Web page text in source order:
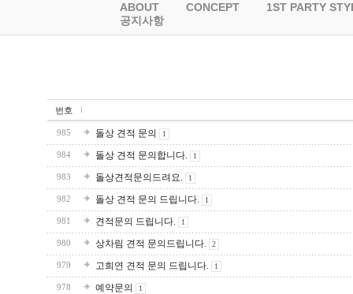
ABOUT CONCEPT
1ST PARTY
공지사항
번호
985 돌상 견적 문의 1
984 돌상 견적 문의합니다. 1
983 돌상견적문의드려요. 1
982 돌상 견적 문의 드립니다. 1
981 견적문의 드립니다. 1
980 상차림 견적 문의드립니다. 2
979 고희연 견적 문의 드립니다. 1
978 예약문의 1